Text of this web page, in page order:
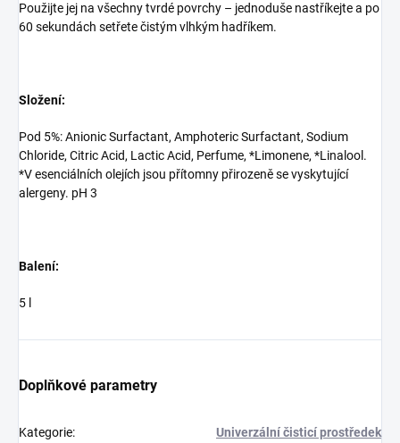
Použijte jej na všechny tvrdé povrchy – jednoduše nastříkejte a po
60 sekundách setřete čistým vlhkým hadříkem.
Složení:
Pod 5%: Anionic Surfactant, Amphoteric Surfactant, Sodium
Chloride, Citric Acid, Lactic Acid, Perfume, *Limonene, *Linalool.
*V esenciálních olejích jsou přítomny přirozeně se vyskytující
alergeny. pH 3
Balení:
5 l
Doplňkové parametry
Kategorie: Univerzální čisticí prostředek